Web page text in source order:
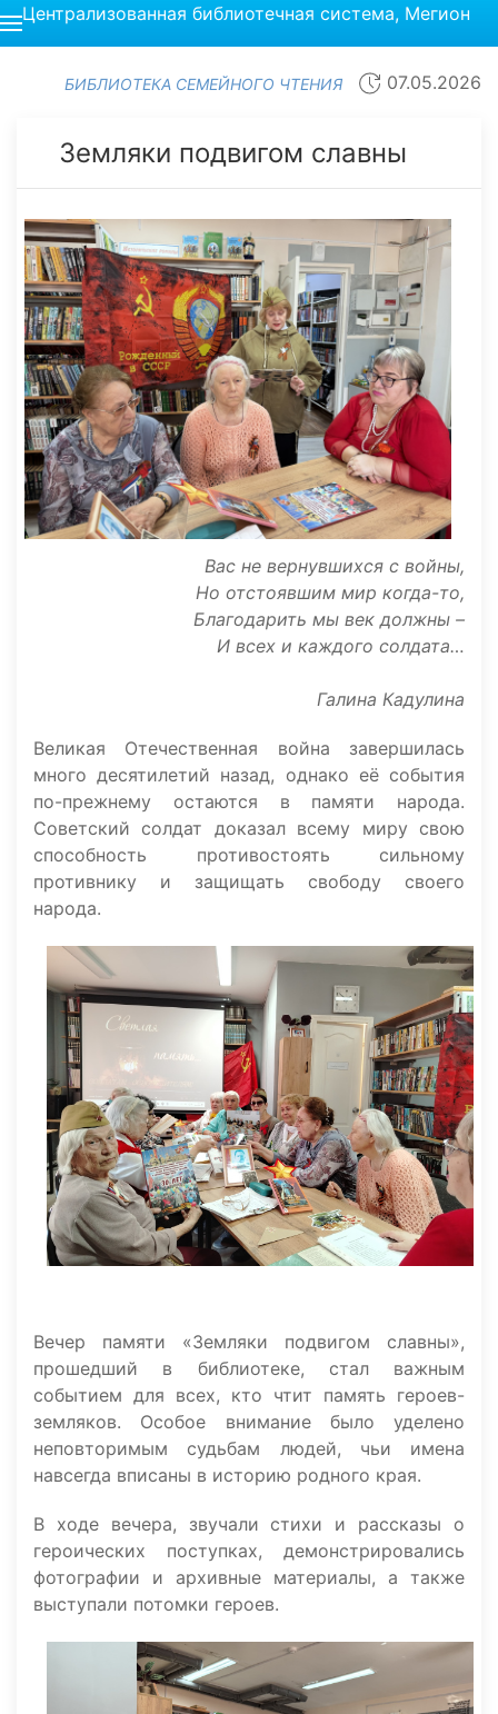
Централизованная библиотечная система, Мегион
БИБЛИОТЕКА СЕМЕЙНОГО ЧТЕНИЯ 07.05.2026
Земляки подвигом славны
Вас не вернувшихся с войны,
Но отстоявшим мир когда-то,
Благодарить мы век должны –
И всех и каждого солдата…
Галина Кадулина
Великая Отечественная война завершилась
много десятилетий назад, однако её события
по-прежнему остаются в памяти народа.
Советский солдат доказал всему миру свою
способность противостоять сильному
противнику и защищать свободу своего
народа.
Вечер памяти «Земляки подвигом славны»,
прошедший в библиотеке, стал важным
событием для всех, кто чтит память героев-
земляков. Особое внимание было уделено
неповторимым судьбам людей, чьи имена
навсегда вписаны в историю родного края.
В ходе вечера, звучали стихи и рассказы о
героических поступках, демонстрировались
фотографии и архивные материалы, а также
выступали потомки героев.